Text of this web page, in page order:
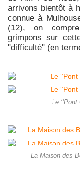
arrivons bientôt à
connue à
(12), on
grimpons sur
"difficulté" (en
Le
La Maison des